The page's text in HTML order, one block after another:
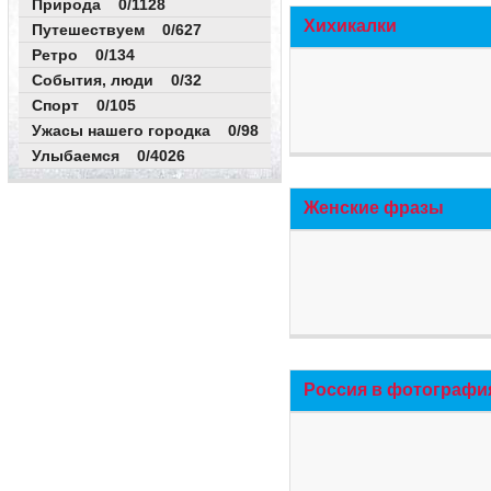
Природа 0/1128
Путешествуем 0/627
Ретро 0/134
События, люди 0/32
Спорт 0/105
Ужасы нашего городка 0/98
Улыбаемся 0/4026
Хихикалки
Женские фразы
Россия в